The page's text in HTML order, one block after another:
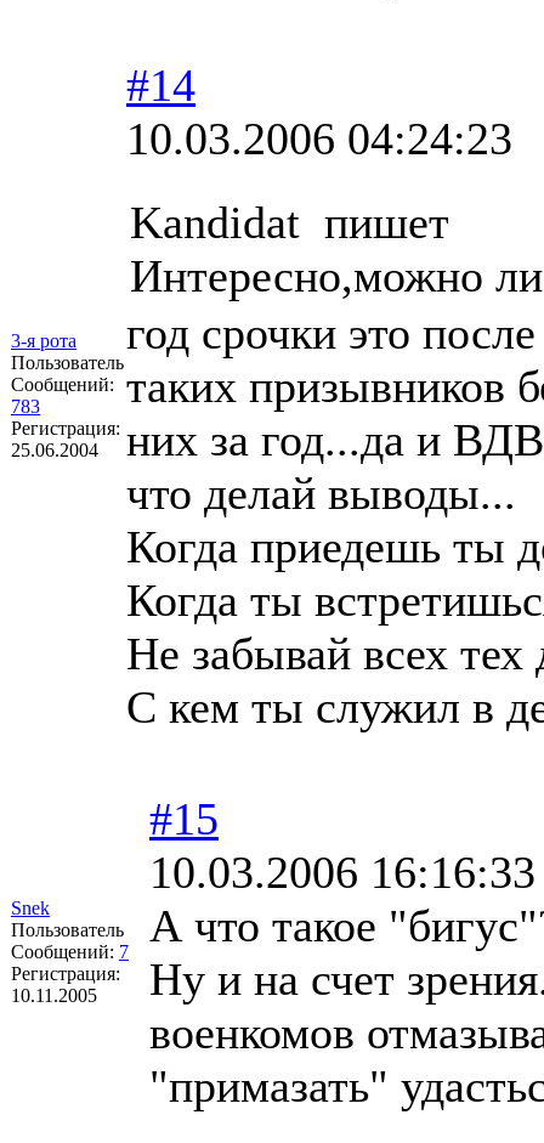
3-я рота
Пользователь
Сообщений:
783
Регистрация:
25.06.2004
#14
10.03.2006 04:24:23
Kandidat пишет
Интересно,можно ли
год срочки это
таких призывников
них за год...да и ВДВ
что делай выводы...
Когда приедешь ты
Когда ты
Не забывай всех тех
С кем ты служил в
Snek
Пользователь
Сообщений: 7
Регистрация:
10.11.2005
#15
10.03.2006 16:16:33
А что такое
Ну и на счет
военкомов
"примазать"